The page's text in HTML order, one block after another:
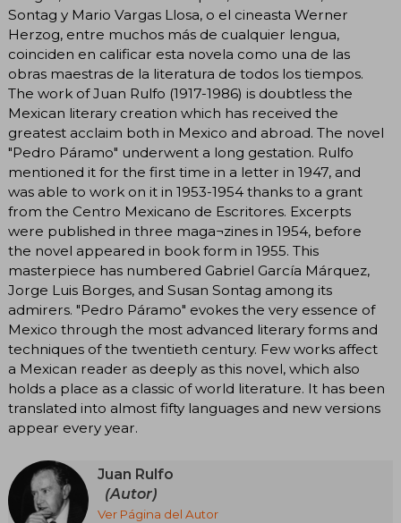
Sontag y Mario Vargas Llosa, o el cineasta Werner
Herzog, entre muchos más de cualquier lengua,
coinciden en calificar esta novela como una de las
obras maestras de la literatura de todos los tiempos.
The work of Juan Rulfo (1917-1986) is doubtless the
Mexican literary creation which has received the
greatest acclaim both in Mexico and abroad. The novel
"Pedro Páramo" underwent a long gestation. Rulfo
mentioned it for the first time in a letter in 1947, and
was able to work on it in 1953-1954 thanks to a grant
from the Centro Mexicano de Escritores. Excerpts
were published in three maga¬zines in 1954, before
the novel appeared in book form in 1955. This
masterpiece has numbered Gabriel García Márquez,
Jorge Luis Borges, and Susan Sontag among its
admirers. "Pedro Páramo" evokes the very essence of
Mexico through the most advanced literary forms and
techniques of the twentieth century. Few works affect
a Mexican reader as deeply as this novel, which also
holds a place as a classic of world literature. It has been
translated into almost fifty languages and new versions
appear every year.
Juan Rulfo
(Autor)
Ver Página del Autor